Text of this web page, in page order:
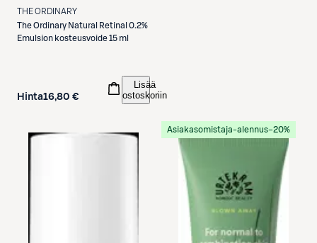
THE ORDINARY
The Ordinary Natural Retinal 0.2%
Emulsion kosteusvoide 15 ml
Hinta16,80 €
Lisää
ostoskoriin
Asiakasomistaja-alennus−20%